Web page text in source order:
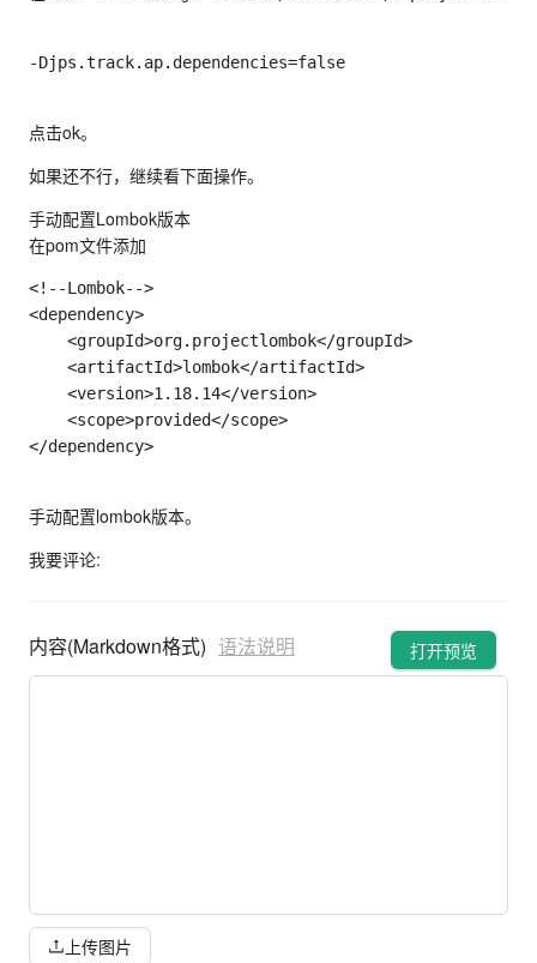
-Djps .track. ap. dependencies=false
点击ok。
如果还不行，继续看下面操作。
手动配置Lombok版本
在pom文件添加
<! --Lombok-->
<dependency>
<groupId>org. projectlombok</groupId>
<artifactId>lombok</artifactId>
<version>1.18.14</version>
<scope>provided</scope>
</dependency>
手动配置lombok版本。
我要评论:
内容(Markdown格式) 语法说明 打开预览
上传图片